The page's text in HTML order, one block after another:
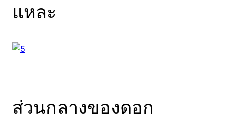
แหละ
ส่วนกลางของดอก